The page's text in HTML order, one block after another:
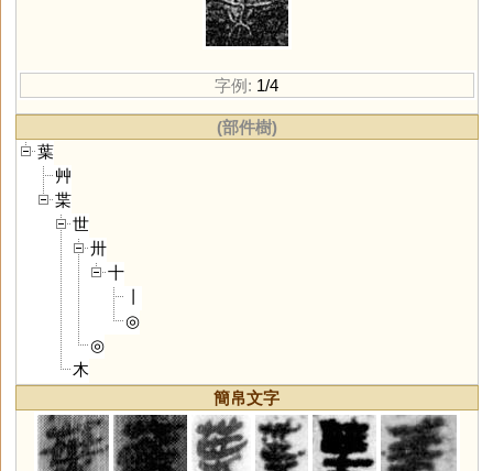
字例: 1/4
(部件樹)
葉
艸
枼
世
卅
十
◎
◎
木
簡帛文字